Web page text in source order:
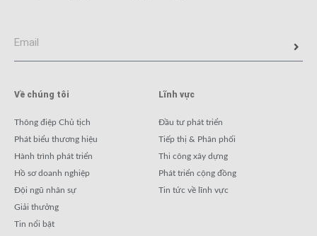
Về chúng tôi
Thông điệp Chủ tịch
Phát biểu thương hiệu
Hành trình phát triển
Hồ sơ doanh nghiệp
Đội ngũ nhân sự
Giải thưởng
Tin nổi bật
Lĩnh vực
Đầu tư phát triển
Tiếp thị & Phân phối
Thi công xây dựng
Phát triển cộng đồng
Tin tức về lĩnh vực